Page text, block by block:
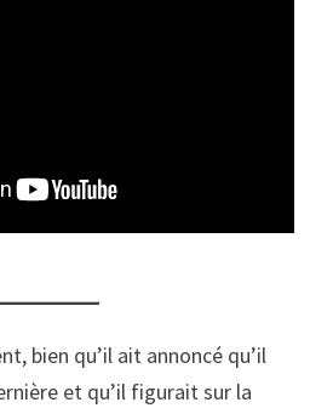
bien qu’il ait annoncé qu’il
et qu’il figurait sur la